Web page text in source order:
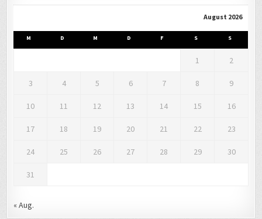
August 2026
M D M D F S S
1 2
3 4 5 6 7 8 9
10 11 12 13 14 15 16
17 18 19 20 21 22 23
24 25 26 27 28 29 30
31
« Aug.